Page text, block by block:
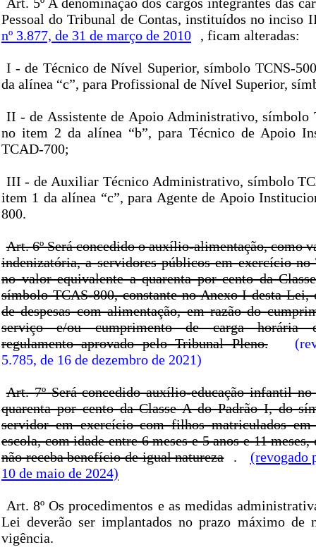
Pessoal do Tribunal de Contas, instituídos no inciso
nº 3.877, de 31 de março de 2010
, ficam alteradas:
I - de Técnico de Nível Superior, símbolo TCNS-
da alínea “c”, para Profissional de Nível Superior,
II - de Assistente de Apoio Administrativo, símbolo
no item 2 da alínea “b”, para Técnico de Apoio
TCAD-700;
III - de Auxiliar Técnico Administrativo, símbolo
item 1 da alínea “c”, para Agente de Apoio
800.
Art. 6º Será concedido o auxílio-alimentação, como
indenizatória, a servidores públicos em exercício no
no valor equivalente a quarenta por cento da
símbolo TCAS-800, constante no Anexo I desta Lei,
de despesas com alimentação, em razão do
serviço e/ou cumprimento de carga horária
regulamento aprovado pelo Tribunal Pleno.
5.785, de 16 de dezembro de 2021)
Art. 7º Será concedido auxílio-educação infantil
quarenta por cento da Classe A do Padrão I, do
servidor em exercício com filhos matriculados
escola, com idade entre 6 meses e 5 anos e 11 meses,
não receba benefício de igual natureza
.
(revogado
10 de maio de 2024)
Art. 8º Os procedimentos e as medidas
Lei deverão ser implantados no prazo máximo de
vigência.